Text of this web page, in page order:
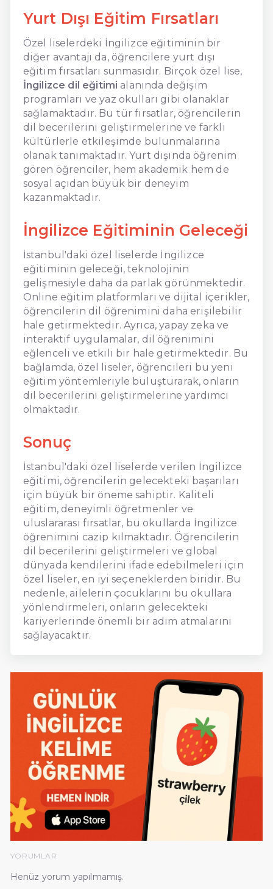
Yurt Dışı Eğitim Fırsatları
Özel liselerdeki İngilizce eğitiminin bir
diğer avantajı da, öğrencilere yurt dışı
eğitim fırsatları sunmasıdır. Birçok özel lise,
İngilizce dil eğitimi alanında değişim
programları ve yaz okulları gibi olanaklar
sağlamaktadır. Bu tür fırsatlar, öğrencilerin
dil becerilerini geliştirmelerine ve farklı
kültürlerle etkileşimde bulunmalarına
olanak tanımaktadır. Yurt dışında öğrenim
gören öğrenciler, hem akademik hem de
sosyal açıdan büyük bir deneyim
kazanmaktadır.
İngilizce Eğitiminin Geleceği
İstanbul'daki özel liselerde İngilizce
eğitiminin geleceği, teknolojinin
gelişmesiyle daha da parlak görünmektedir.
Online eğitim platformları ve dijital içerikler,
öğrencilerin dil öğrenimini daha erişilebilir
hale getirmektedir. Ayrıca, yapay zeka ve
interaktif uygulamalar, dil öğrenimini
eğlenceli ve etkili bir hale getirmektedir. Bu
bağlamda, özel liseler, öğrencileri bu yeni
eğitim yöntemleriyle buluşturarak, onların
dil becerilerini geliştirmelerine yardımcı
olmaktadır.
Sonuç
İstanbul'daki özel liselerde verilen İngilizce
eğitimi, öğrencilerin gelecekteki başarıları
için büyük bir öneme sahiptir. Kaliteli
eğitim, deneyimli öğretmenler ve
uluslararası fırsatlar, bu okullarda İngilizce
öğrenimini cazip kılmaktadır. Öğrencilerin
dil becerilerini geliştirmeleri ve global
dünyada kendilerini ifade edebilmeleri için
özel liseler, en iyi seçeneklerden biridir. Bu
nedenle, ailelerin çocuklarını bu okullara
yönlendirmeleri, onların gelecekteki
kariyerlerinde önemli bir adım atmalarını
sağlayacaktır.
YORUMLAR
Henüz yorum yapılmamış.